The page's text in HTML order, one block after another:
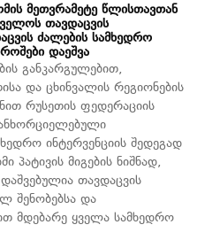
მეთვრამეტე წლისთავთან
თავდაცვის
ძალების სამხედრო
დაეშვა
განკარგულებით,
და ცხინვალის რეგიონების
რუსეთის ფედერაციის
ინტერვენციის შედეგად
პატივის მიგების ნიშნად,
თავდაცვის
შენობებსა და
მდებარე ყველა სამხედრო